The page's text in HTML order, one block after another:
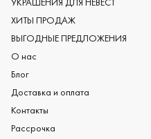
Дизайнерские обручальные кольца
Черные обручальные кольца
ХИТЫ ПРОДАЖ
ВЫГОДНЫЕ ПРЕДЛОЖЕНИЯ
О нас
Блог
Доставка и оплата
Контакты
Рассрочка